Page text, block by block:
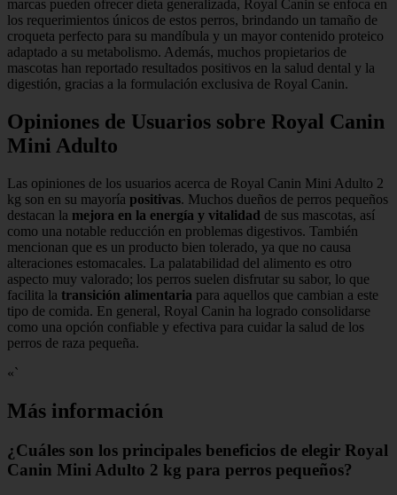
marcas pueden ofrecer dieta generalizada, Royal Canin se enfoca en
los requerimientos únicos de estos perros, brindando un tamaño de
croqueta perfecto para su mandíbula y un mayor contenido proteico
adaptado a su metabolismo. Además, muchos propietarios de
mascotas han reportado resultados positivos en la salud dental y la
digestión, gracias a la formulación exclusiva de Royal Canin.
Opiniones de Usuarios sobre Royal Canin
Mini Adulto
Las opiniones de los usuarios acerca de Royal Canin Mini Adulto 2
kg son en su mayoría positivas. Muchos dueños de perros pequeños
destacan la mejora en la energía y vitalidad de sus mascotas, así
como una notable reducción en problemas digestivos. También
mencionan que es un producto bien tolerado, ya que no causa
alteraciones estomacales. La palatabilidad del alimento es otro
aspecto muy valorado; los perros suelen disfrutar su sabor, lo que
facilita la transición alimentaria para aquellos que cambian a este
tipo de comida. En general, Royal Canin ha logrado consolidarse
como una opción confiable y efectiva para cuidar la salud de los
perros de raza pequeña.
«`
Más información
¿Cuáles son los principales beneficios de elegir Royal
Canin Mini Adulto 2 kg para perros pequeños?